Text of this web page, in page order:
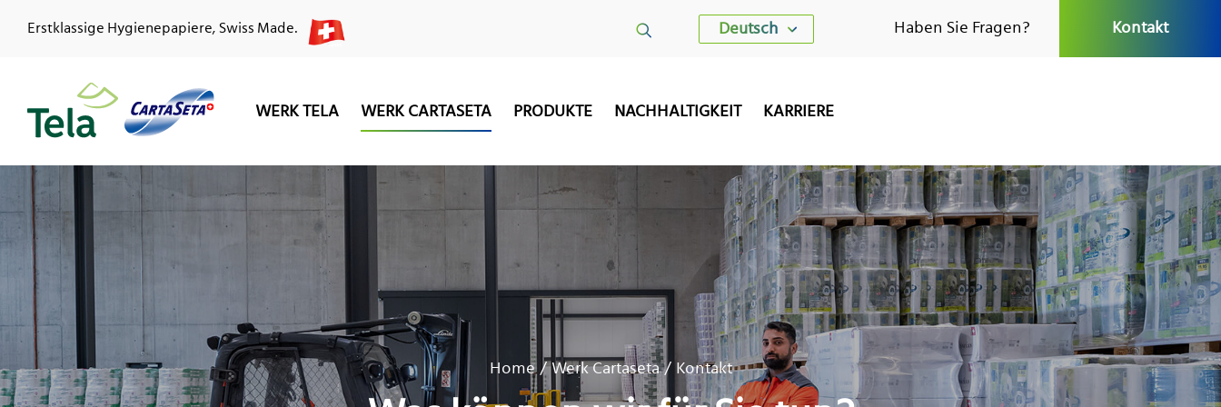
Erstklassige Hygienepapiere, Swiss Made. Deutsch Haben Sie Fragen? Kontakt
WERK TELA WERK CARTASETA PRODUKTE NACHHALTIGKEIT KARRIERE
Home Werk Cartaseta Kontakt